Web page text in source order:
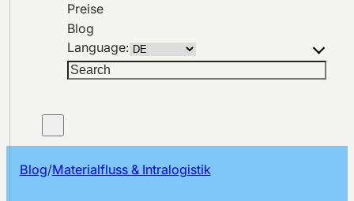
Preise
Blog
Language:
Suchen
Blog/Materialfluss & Intralogistik